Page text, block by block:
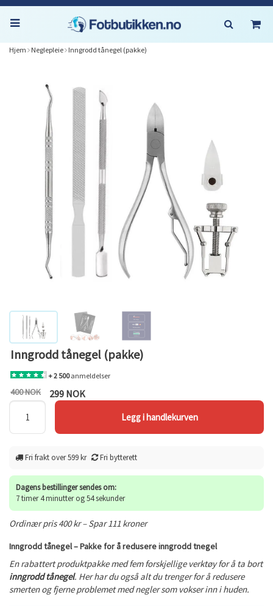
Hjem Neglepleie Inngrodd tånegel (pakke)
Inngrodd tånegel (pakke)
+ 2 500anmeldelser
400 NOK 299 NOK
Fri frakt over 599 kr Fri bytterett
Dagens bestillinger sendes om:
7 timer 4 minutter og 54 sekunder
Ordinær pris 400 kr – Spar 111 kroner
Inngrodd tånegel – Pakke for å redusere inngrodd tnegel
En rabattert produktpakke med fem forskjellige verktøy for å ta bort
inngrodd tånegel. Her har du også alt du trenger for å redusere
smerten og fjerne problemet med negler som vokser inn i huden.